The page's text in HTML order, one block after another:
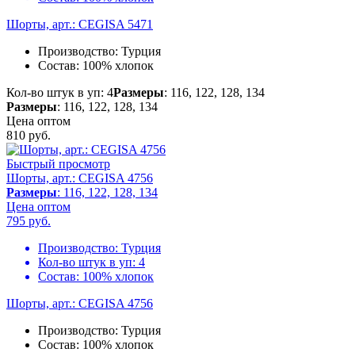
Шорты, арт.: CEGISA 5471
Производство: Турция
Состав: 100% хлопок
Кол-во штук в уп: 4Размеры: 116, 122, 128, 134
Размеры: 116, 122, 128, 134
Цена оптом
810 руб.
Быстрый просмотр
Шорты, арт.: CEGISA 4756
Размеры: 116, 122, 128, 134
Цена оптом
795 руб.
Производство: Турция
Кол-во штук в уп: 4
Состав: 100% хлопок
Шорты, арт.: CEGISA 4756
Производство: Турция
Состав: 100% хлопок